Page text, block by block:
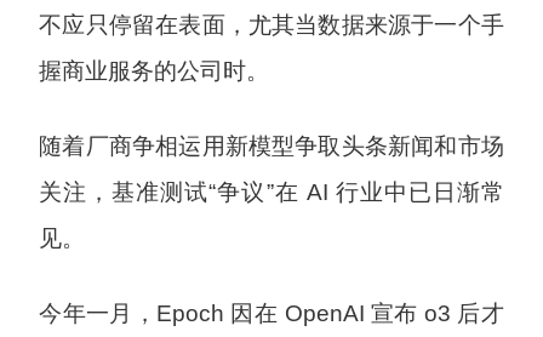
不应只停留在表面，尤其当数据来源于一个手
握商业服务的公司时。
随着厂商争相运用新模型争取头条新闻和市场
关注，基准测试“争议”在 AI 行业中已日渐常
见。
今年一月，Epoch 因在 OpenAI 宣布 o3 后才